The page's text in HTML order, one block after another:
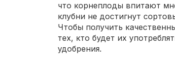
что корнеплоды впитают
клубни не достигнут
Чтобы получить
тех, кто будет их
удобрения.